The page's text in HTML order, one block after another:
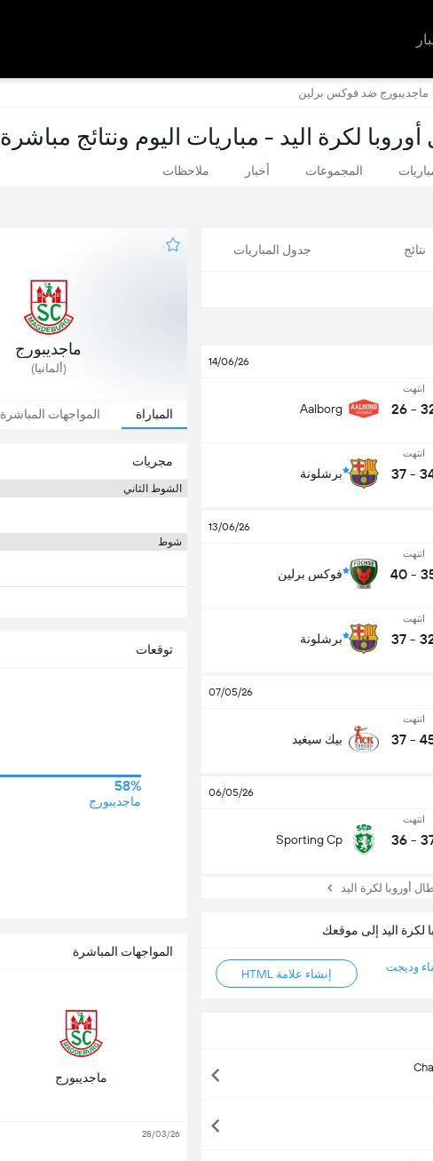
ماجديبورج ضد فوكس برلين
لكرة اليد - مباريات اليوم ونتائج مباشرة
المجموعات أخبار ملاحظات
نتائج جدول المباريات
14/06/26
انتهت
-
26
Aalborg
انتهت
-
37 برشلونة
13/06/26
انتهت
-
40 فوكس برلين
انتهت
-
37 برشلونة
07/05/26
انتهت
-
37 بيك سيغيد
06/05/26
انتهت
-
36
Sporting Cp
أوروبا لكرة اليد
لكرة اليد إلى موقعك
وديجت
إنشاء علامة HTML
ماجديبورج
(ألمانيا)
المباراة المواجهات المباشرة
مجريات
الشوط الثاني
شوط
توقعات
58%
ماجديبورج
المواجهات المباشرة
ماجديبورج
28/03/26